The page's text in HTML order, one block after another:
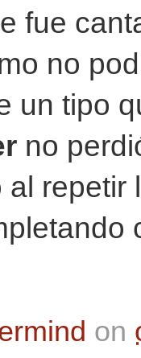
fue
no
un tipo
no
repetir
on